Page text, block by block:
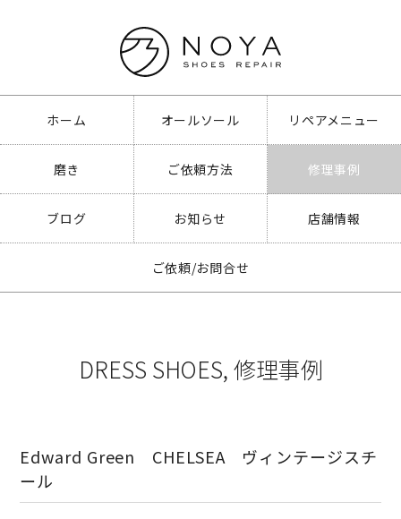
ホーム オールソール リペアメニュー
磨き ご依頼方法 修理事例
ブログ お知らせ 店舗情報
ご依頼/お問合せ
DRESS SHOES,修理事例
Edward Green CHELSEA ヴィンテージスチ
ール